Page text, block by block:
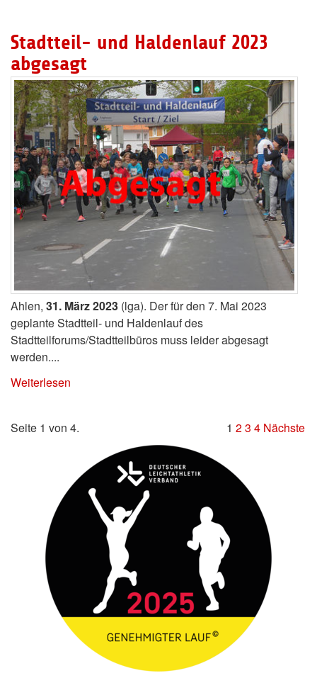
Stadtteil- und Haldenlauf 2023
abgesagt
Ahlen, 31. März 2023 (lga). Der für den 7. Mai 2023
geplante Stadtteil- und Haldenlauf des
Stadtteilforums/Stadtteilbüros muss leider abgesagt
werden....
Weiterlesen
Seite 1 von 4. 1 23 4 Nächste